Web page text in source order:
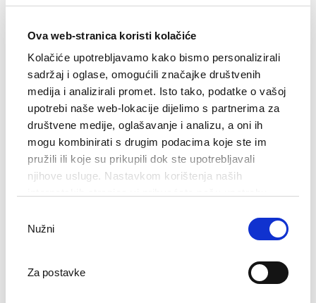
Ova web-stranica koristi kolačiće
Kolačiće upotrebljavamo kako bismo personalizirali
sadržaj i oglase, omogućili značajke društvenih
medija i analizirali promet. Isto tako, podatke o vašoj
upotrebi naše web-lokacije dijelimo s partnerima za
društvene medije, oglašavanje i analizu, a oni ih
mogu kombinirati s drugim podacima koje ste im
pružili ili koje su prikupili dok ste upotrebljavali
njihove usluge. Nastavkom korištenja naših
pristanka
Nužni
Za postavke
Za vrijeme boravka u sobi, kućni ljubimci moraju biti na
ako je ljubimac sam u sobi.
Vlasnik ljubimca odgovara za svu eventualno nastalu
štetu.
Pet friendly lokacije